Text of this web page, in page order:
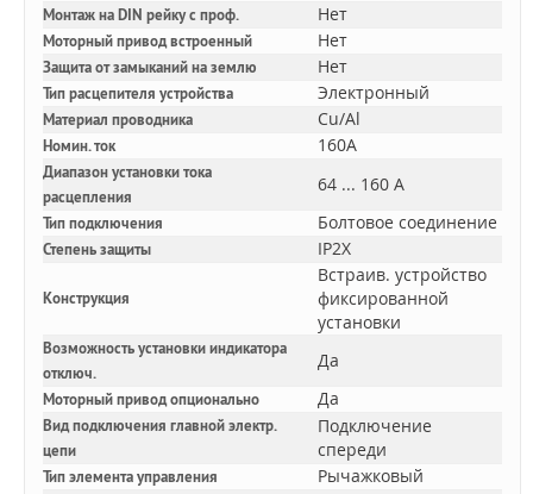
Монтаж на DIN рейку с проф. Нет
Моторный привод встроенный Нет
Защита от замыканий на землю Нет
Тип расцепителя устройства Электронный
Материал проводника Cu/Al
Номин. ток 160A
Диапазон установки тока
расцепления
64 ... 160 А
Тип подключения Болтовое соединение
Степень защиты IP2X
Конструкция
Встраив. устройство
фиксированной
установки
Возможность установки индикатора
отключ.
Да
Моторный привод опционально Да
Вид подключения главной электр.
цепи
Подключение
спереди
Тип элемента управления Рычажковый